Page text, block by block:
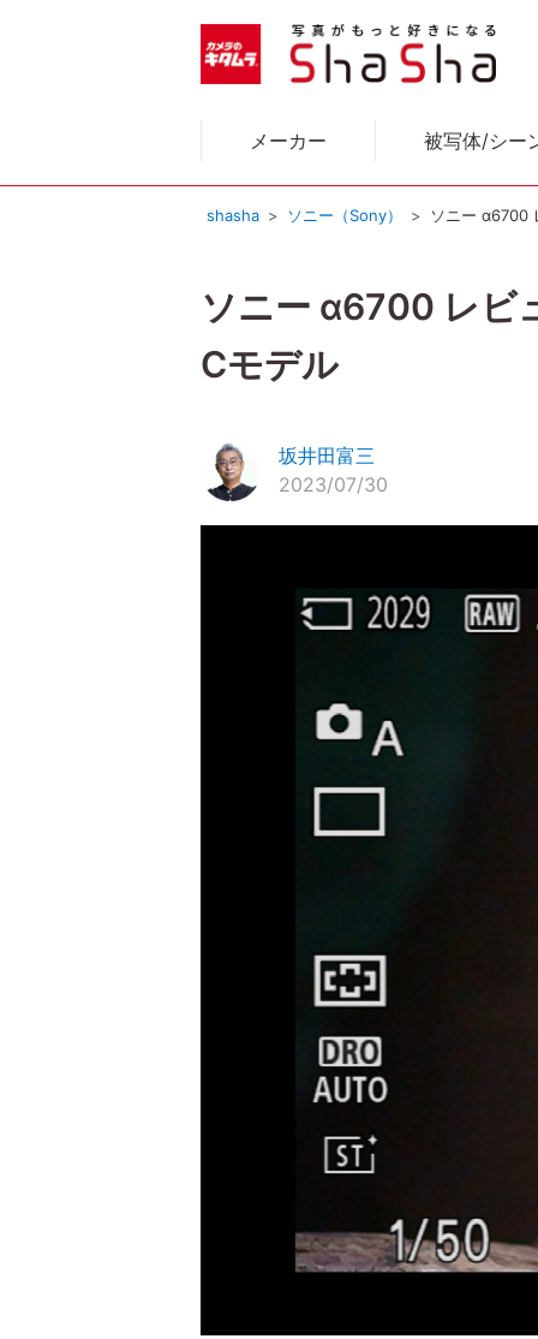
メーカー 被写体/シー
shasha ソニー（Sony） ソニー α6700
ソニー α6700 レビ
Cモデル
坂井田富三
2023/07/30